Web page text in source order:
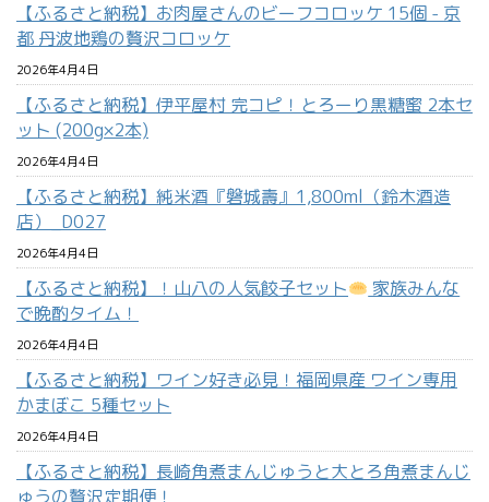
【ふるさと納税】お肉屋さんのビーフコロッケ 15個 - 京
都 丹波地鶏の贅沢コロッケ
2026年4月4日
【ふるさと納税】伊平屋村 完コピ！とろーり黒糖蜜 2本セ
ット (200g×2本)
2026年4月4日
【ふるさと納税】純米酒『磐城壽』1,800ml（鈴木酒造
店）_D027
2026年4月4日
【ふるさと納税】！山八の人気餃子セット
家族みんな
で晩酌タイム！
2026年4月4日
【ふるさと納税】ワイン好き必見！福岡県産 ワイン専用
かまぼこ 5種セット
2026年4月4日
【ふるさと納税】長崎角煮まんじゅうと大とろ角煮まんじ
ゅうの贅沢定期便！